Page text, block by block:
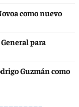
como nuevo
para
Guzmán como